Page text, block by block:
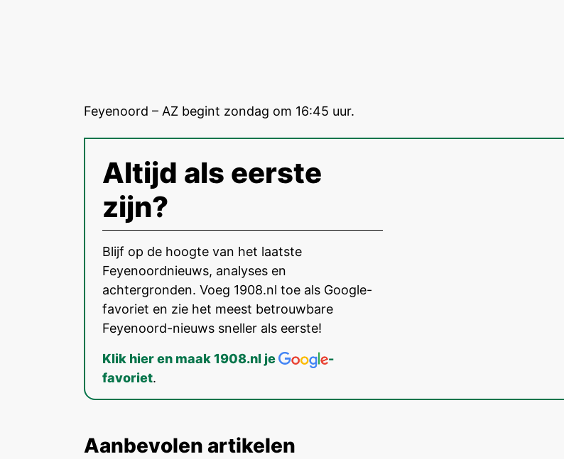
Feyenoord – AZ begint zondag om 16:45 uur.
Altijd als eerste
zijn?
Blijf op de hoogte van het laatste
Feyenoordnieuws, analyses en
achtergronden. Voeg 1908.nl toe als Google-
favoriet en zie het meest betrouwbare
Feyenoord-nieuws sneller als eerste!
Klik hier en maak 1908.nl je
-
favoriet.
Aanbevolen artikelen